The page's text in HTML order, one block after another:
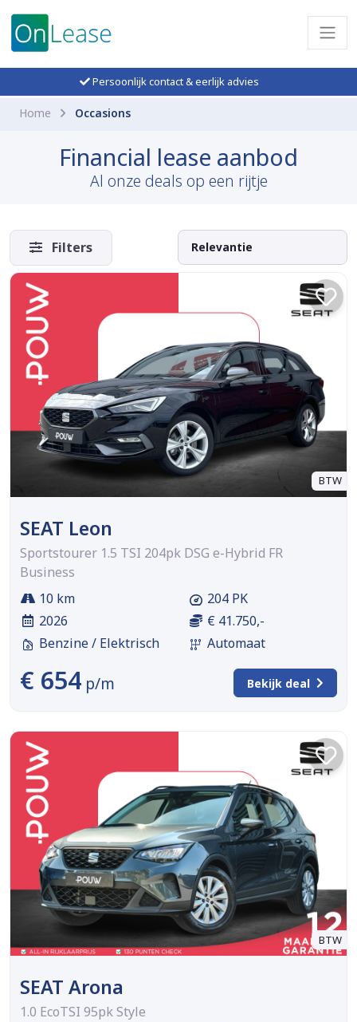
Persoonlijk contact & eerlijk advies
Home Occasions
Financial lease aanbod
Al onze deals op een rijtje
Filters
BTW
SEAT Leon
Sportstourer 1.5 TSI 204pk DSG e-Hybrid FR
Business
10 km
2026
Benzine / Elektrisch
204 PK
€ 41.750,-
Automaat
€ 654 p/m Bekijk deal
BTW
SEAT Arona
1.0 EcoTSI 95pk Style